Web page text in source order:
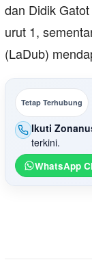
dan Didik
urut 1,
(LaDub)
Tetap Terhubung
Ikuti
terkini.
WhatsApp